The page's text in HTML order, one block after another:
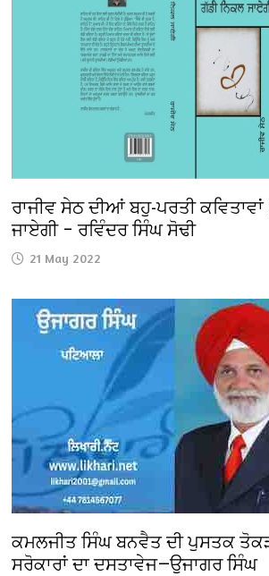
ਰਾਜੀਵ ਸੇਠ ਦੀਆਂ ਬਹੁ-ਪਰਤੀ
ਜਾਏਗੀ – ਰਵਿੰਦਰ ਸਿੰਘ ਸੋਢੀ
21 May 2022
ਕਮਲਜੀਤ ਸਿੰਘ ਬਨਵੈਤ ਦੀ ਪੁਸਤਕ
ਸਰੋਕਾਰਾਂ ਦਾ ਦਸਤਾਵੇਜ—ਉਜਾਗਰ ਸਿੰਘ